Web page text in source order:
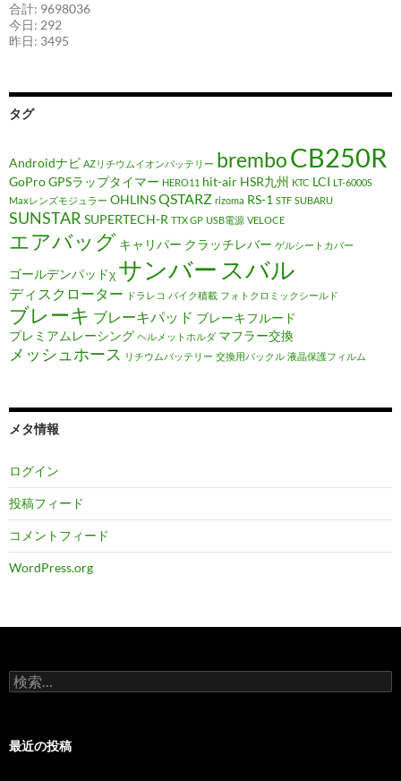
合計: 9698036
今日: 292
昨日: 3495
タグ
Androidナビ AZリチウムイオンバッテリー bremboCB250R
GoProGPSラップタイマー HERO11 hit-air HSR九州 KTC LCI LT-6000S
Maxレンズモジュラー OHLINSQSTARZ rizoma RS-1 STF SUBARU
SUNSTAR SUPERTECH-R TTX GP USB電源 VELOCE
エアバッグ キャリパー クラッチレバー ゲルシートカバー
ゴールデンパッドχ サンバー スバル
ディスクローター ドラレコ バイク積載 フォトクロミックシールド
ブレーキ ブレーキパッド ブレーキフルード
プレミアムレーシング ヘルメットホルダ マフラー交換
メッシュホース リチウムバッテリー 交換用バックル 液晶保護フィルム
メタ情報
ログイン
投稿フィード
コメントフィード
WordPress.org
検
索:
最近の投稿